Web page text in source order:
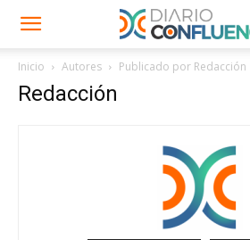
Inicio Autores Publicado por Redacción
Redacción